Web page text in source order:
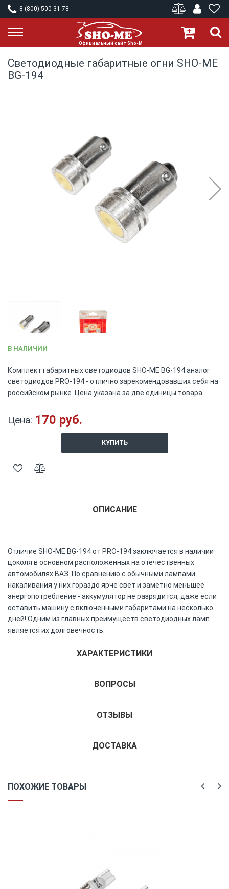
8 (800) 500-31-78
Светодиодные габаритные огни SHO-ME
BG-194
to
beginning
of
the
gallery
В НАЛИЧИИ
Комплект габаритных светодиодов SHO-ME BG-194 аналог
светодиодов PRO-194 - отлично зарекомендовавших себя на
российском рынке. Цена указана за две единицы товара.
Цена: 170 руб.
КУПИТЬ
ОПИСАНИЕ
Отличие SHO-ME BG-194 от PRO-194 заключается в наличии
цоколя в основном расположенных на отечественных
автомобилях ВАЗ. По сравнению с обычными лампами
накаливания у них гораздо ярче свет и заметно меньшее
энергопотребление - аккумулятор не разрядится, даже если
оставить машину с включенными габаритами на несколько
дней! Одним из главных преимуществ светодиодных ламп
является их долговечность.
ХАРАКТЕРИСТИКИ
ВОПРОСЫ
ОТЗЫВЫ
ДОСТАВКА
ПОХОЖИЕ ТОВАРЫ